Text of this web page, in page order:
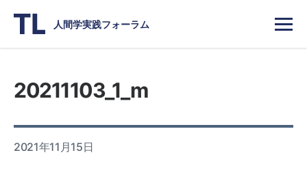
人間学実践フォーラム
20211103_1_m
2021年11月15日